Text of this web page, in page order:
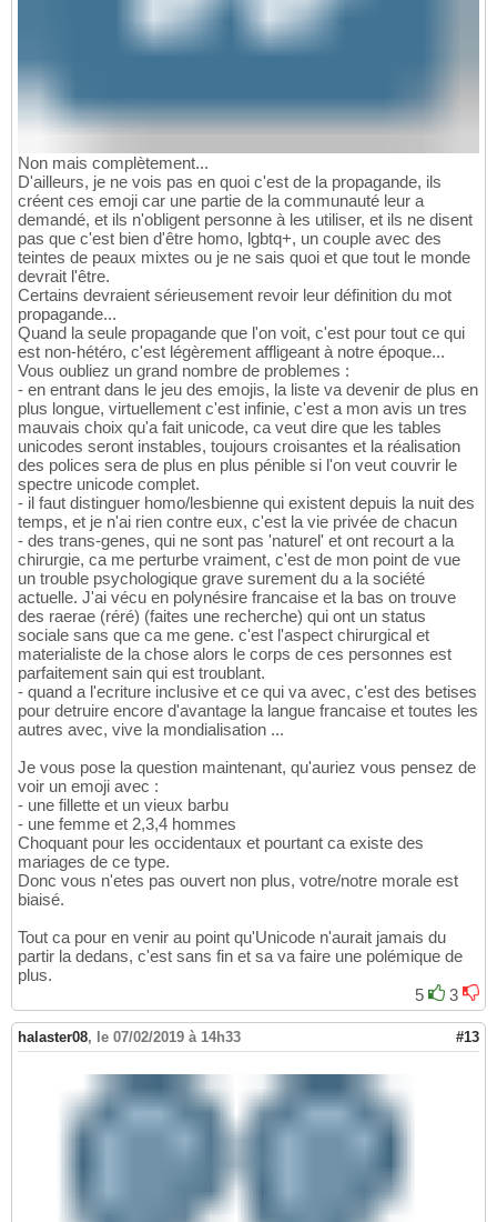
Non mais complètement...
D'ailleurs, je ne vois pas en quoi c'est de la propagande, ils
créent ces emoji car une partie de la communauté leur a
demandé, et ils n'obligent personne à les utiliser, et ils ne disent
pas que c'est bien d'être homo, lgbtq+, un couple avec des
teintes de peaux mixtes ou je ne sais quoi et que tout le monde
devrait l'être.
Certains devraient sérieusement revoir leur définition du mot
propagande...
Quand la seule propagande que l'on voit, c'est pour tout ce qui
est non-hétéro, c'est légèrement affligeant à notre époque...
Vous oubliez un grand nombre de problemes :
- en entrant dans le jeu des emojis, la liste va devenir de plus en
plus longue, virtuellement c'est infinie, c'est a mon avis un tres
mauvais choix qu'a fait unicode, ca veut dire que les tables
unicodes seront instables, toujours croisantes et la réalisation
des polices sera de plus en plus pénible si l'on veut couvrir le
spectre unicode complet.
- il faut distinguer homo/lesbienne qui existent depuis la nuit des
temps, et je n'ai rien contre eux, c'est la vie privée de chacun
- des trans-genes, qui ne sont pas 'naturel' et ont recourt a la
chirurgie, ca me perturbe vraiment, c'est de mon point de vue
un trouble psychologique grave surement du a la société
actuelle. J'ai vécu en polynésire francaise et la bas on trouve
des raerae (réré) (faites une recherche) qui ont un status
sociale sans que ca me gene. c'est l'aspect chirurgical et
materialiste de la chose alors le corps de ces personnes est
parfaitement sain qui est troublant.
- quand a l'ecriture inclusive et ce qui va avec, c'est des betises
pour detruire encore d'avantage la langue francaise et toutes les
autres avec, vive la mondialisation ...
Je vous pose la question maintenant, qu'auriez vous pensez de
voir un emoji avec :
- une fillette et un vieux barbu
- une femme et 2,3,4 hommes
Choquant pour les occidentaux et pourtant ca existe des
mariages de ce type.
Donc vous n'etes pas ouvert non plus, votre/notre morale est
biaisé.
Tout ca pour en venir au point qu'Unicode n'aurait jamais du
partir la dedans, c'est sans fin et sa va faire une polémique de
plus.
5
3
halaster08, le 07/02/2019 à 14h33 #13